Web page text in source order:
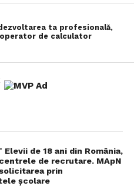
producător și
iar tarifele europene vor
măsurile de represalii
tot mai mare și de
americane de soia
statul natal al
Mike
americani de soia au
comercială a lui
ta profesională,
de calculator
Elevii de 18 ani din România,
de recrutare. MApN
prin
şcolare